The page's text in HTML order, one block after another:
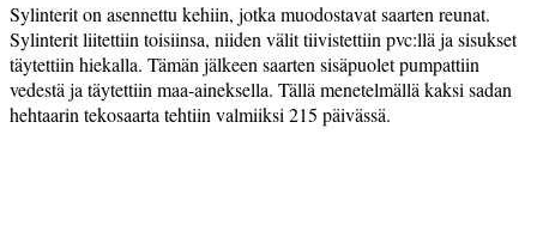
Sylinterit on asennettu kehiin, jotka muodostavat saarten reunat.
Sylinterit liitettiin toisiinsa, niiden välit tiivistettiin pvc:llä ja sisukset
täytettiin hiekalla. Tämän jälkeen saarten sisäpuolet pumpattiin
vedestä ja täytettiin maa-aineksella. Tällä menetelmällä kaksi sadan
hehtaarin tekosaarta tehtiin valmiiksi 215 päivässä.